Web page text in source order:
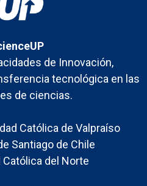
de Innovación,
tecnológica en las
de ciencias.
Católica de Valpraíso
Santiago de Chile
Católica del Norte